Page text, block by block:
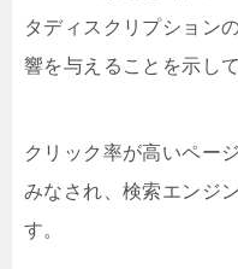
タディスクリプション
響を与えることを示し
クリック率が高いペー
みなされ、検索エンジ
す。